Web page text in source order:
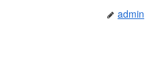
admin